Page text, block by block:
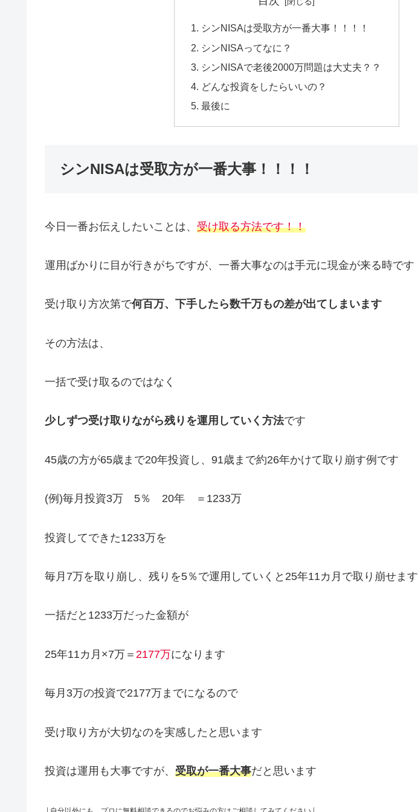
シンNISAは受取方が一番大事！！！！
シンNISAってなに？
シンNISAで老後2000万問題は大丈夫？？
どんな投資をしたらいいの？
最後に
シンNISAは受取方が一番大事！！！！
今日一番お伝えしたいことは、 受け取る方法です！！
運用ばかりに目が行きがちですが、一番大事なのは手元に現金が来る時です
受け取り方次第で何百万、下手したら数千万もの差が出てしまいます
その方法は、
一括で受け取るのではなく
少しずつ受け取りながら残りを運用していく方法です
45歳の方が65歳まで20年投資し、91歳まで約26年かけて取り崩す例です
(例)毎月投資3万 5％ 20年 ＝1233万
投資してできた1233万を
毎月7万を取り崩し、残りを5％で運用していくと25年11カ月で取り崩せます
一括だと1233万だった金額が
25年11カ月×7万＝ 2177万になります
毎月3万の投資で2177万までになるので
受け取り方が大切なのを実感したと思います
投資は運用も大事ですが、 受取が一番大事だと思います